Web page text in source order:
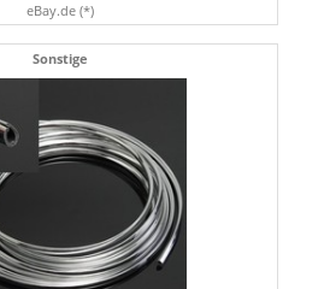
eBay.de (*)
Sonstige